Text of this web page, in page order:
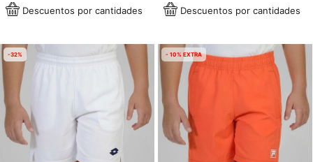
Descuentos por cantidades
Descuentos por cantidades
-32% - 10% EXTRA